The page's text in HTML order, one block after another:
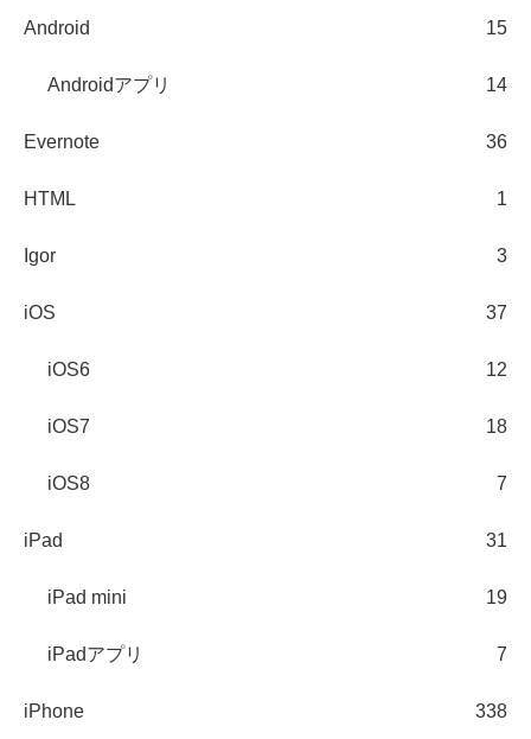
Android 15
Androidアプリ 14
Evernote 36
HTML 1
Igor 3
iOS 37
iOS6 12
iOS7 18
iOS8 7
iPad 31
iPad mini 19
iPadアプリ 7
iPhone 338